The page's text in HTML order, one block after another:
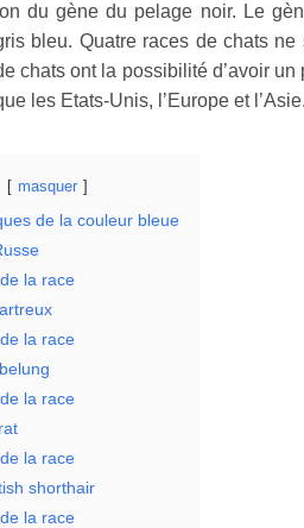
du gène du pelage noir. Le
bleu. Quatre races de chats
chats ont la possibilité d’avoir
les Etats-Unis, l’Europe et l’Asie.
masquer
de la couleur bleue
la race
la race
la race
la race
shorthair
la race